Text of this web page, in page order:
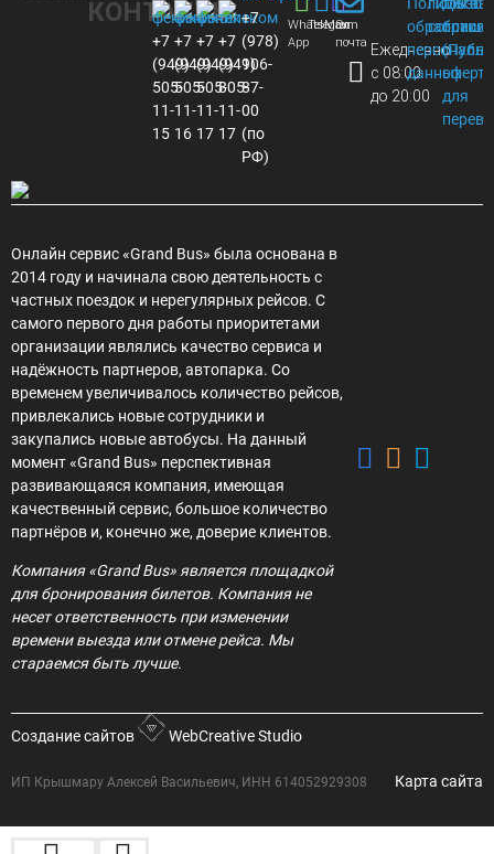
КОНТАКТЫ
+7
(949)
505-
11-
15
+7
(949)
505-
11-
16
+7
(949)
505-
11-
17
+7
(949)
805-
11-
17
+7
(978)
106-
87-
00
(по
РФ)
Whats
App
Telegram
MaxЭл.
почта Ежедневно
с 08:00
до 20:00
обработки
данных
для
Онлайн сервис «Grand Bus» была основана в
2014 году и начинала свою деятельность с
частных поездок и нерегулярных рейсов. С
самого первого дня работы приоритетами
организации являлись качество сервиса и
надёжность партнеров, автопарка. Со
временем увеличивалось количество рейсов,
привлекались новые сотрудники и
закупались новые автобусы. На данный
момент «Grand Bus» перспективная
развивающаяся компания, имеющая
качественный сервис, большое количество
партнёров и, конечно же, доверие клиентов.
Компания «Grand Bus» является площадкой
для бронирования билетов. Компания не
несет ответственность при изменении
времени выезда или отмене рейса. Мы
стараемся быть лучше.
Создание сайтов WebCreative Studio
ИП Крышмару Алексей Васильевич, ИНН 614052929308 Карта сайта